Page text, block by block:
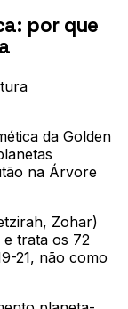
por que
da Golden
na Árvore
Zohar)
e trata os 72
21, não como